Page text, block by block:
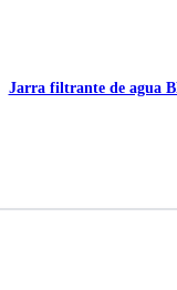
Jarra filtrante de agua